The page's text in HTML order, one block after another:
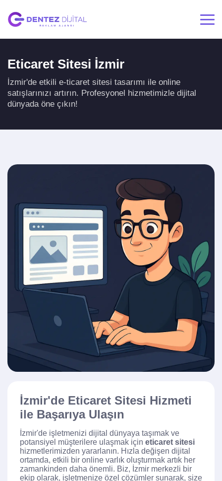
Eticaret Sitesi İzmir
İzmir'de etkili e-ticaret sitesi tasarımı ile online
satışlarınızı artırın. Profesyonel hizmetimizle dijital
dünyada öne çıkın!
İzmir'de Eticaret Sitesi Hizmeti
ile Başarıya Ulaşın
İzmir'de işletmenizi dijital dünyaya taşımak ve
potansiyel müşterilere ulaşmak için eticaret sitesi
hizmetlerimizden yararlanın. Hızla değişen dijital
ortamda, etkili bir online varlık oluşturmak artık her
zamankinden daha önemli. Biz, İzmir merkezli bir
ekip olarak, işletmenize özel çözümler sunarak, size